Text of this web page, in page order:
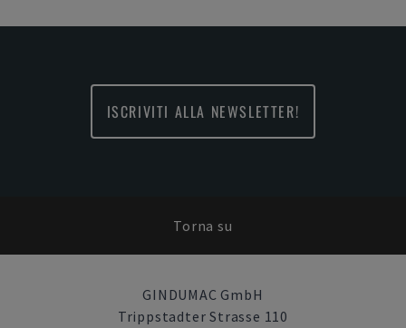
ISCRIVITI ALLA NEWSLETTER!
Torna su
GINDUMAC GmbH
Trippstadter Strasse 110